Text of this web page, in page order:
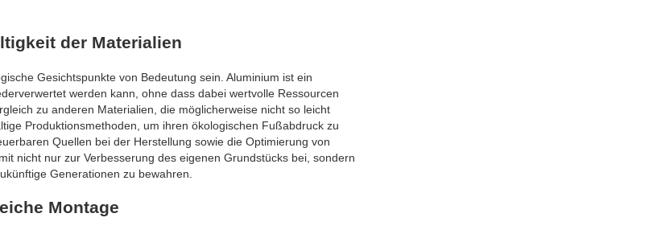
der Materialien
Gesichtspunkte von Bedeutung sein. Aluminium ist ein
werden kann, ohne dass dabei wertvolle Ressourcen
zu anderen Materialien, die möglicherweise nicht so leicht
Produktionsmethoden, um ihren ökologischen Fußabdruck zu
Quellen bei der Herstellung sowie die Optimierung von
nicht nur zur Verbesserung des eigenen Grundstücks bei, sondern
Generationen zu bewahren.
Montage